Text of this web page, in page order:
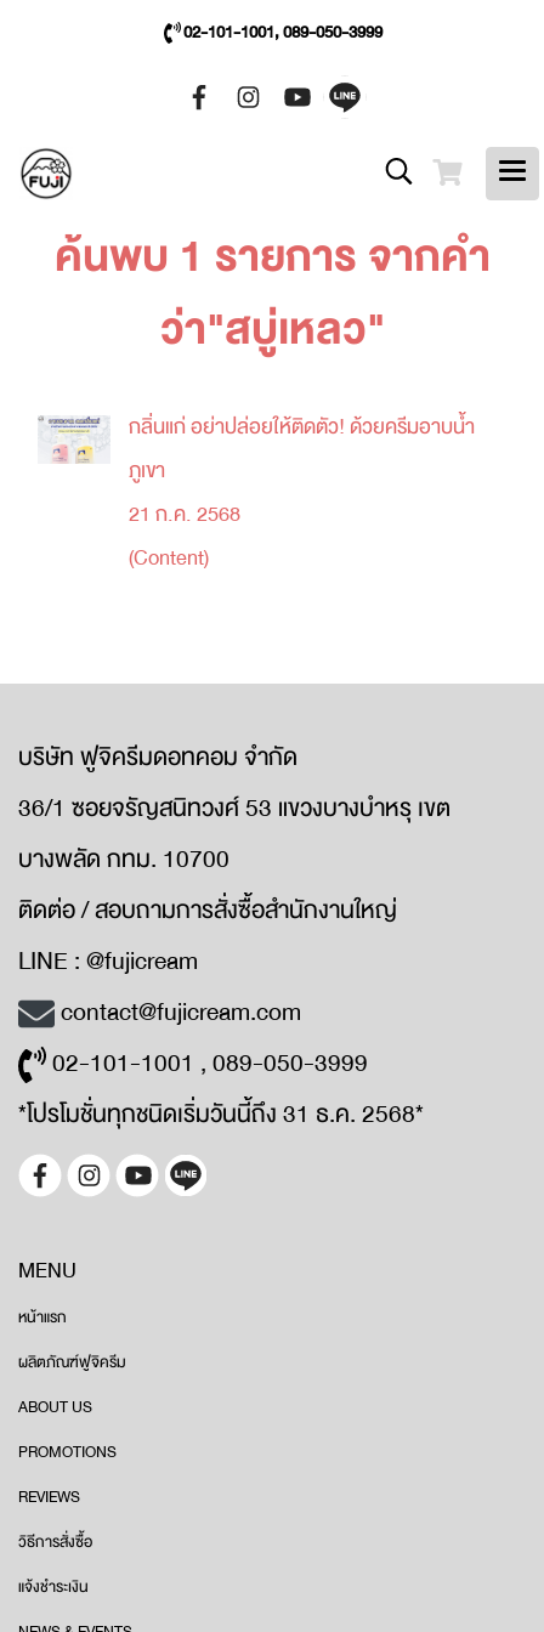
02-101-1001, 089-050-3999
ค้นพบ 1 รายการ จากคำ
ว่า"สบู่เหลว"
กลิ่นแก่ อย่าปล่อยให้ติดตัว! ด้วยครีมอาบน้ำ
ภูเขา
21 ก.ค. 2568
(Content)
บริษัท ฟูจิครีมดอทคอม จำกัด
36/1 ซอยจรัญสนิทวงศ์ 53 แขวงบางบำหรุ เขต
บางพลัด กทม. 10700
ติดต่อ / สอบถามการสั่งซื้อสำนักงานใหญ่
LINE : @fujicream
contact@fujicream.com
02-101-1001 , 089-050-3999
*โปรโมชั่นทุกชนิดเริ่มวันนี้ถึง 31 ธ.ค. 2568*
MENU
หน้าแรก
ผลิตภัณฑ์ฟูจิครีม
ABOUT US
PROMOTIONS
REVIEWS
วิธีการสั่งซื้อ
แจ้งชำระเงิน